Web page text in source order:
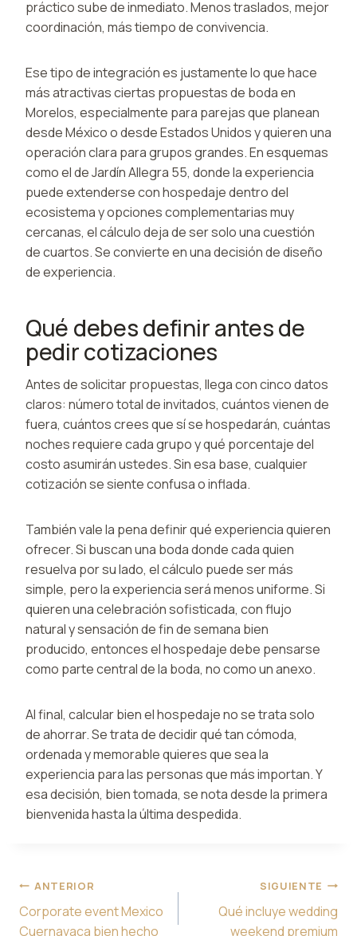
práctico sube de inmediato. Menos traslados, mejor
coordinación, más tiempo de convivencia.
Ese tipo de integración es justamente lo que hace
más atractivas ciertas propuestas de boda en
Morelos, especialmente para parejas que planean
desde México o desde Estados Unidos y quieren una
operación clara para grupos grandes. En esquemas
como el de Jardín Allegra 55, donde la experiencia
puede extenderse con hospedaje dentro del
ecosistema y opciones complementarias muy
cercanas, el cálculo deja de ser solo una cuestión
de cuartos. Se convierte en una decisión de diseño
de experiencia.
Qué debes definir antes de
pedir cotizaciones
Antes de solicitar propuestas, llega con cinco datos
claros: número total de invitados, cuántos vienen de
fuera, cuántos crees que sí se hospedarán, cuántas
noches requiere cada grupo y qué porcentaje del
costo asumirán ustedes. Sin esa base, cualquier
cotización se siente confusa o inflada.
También vale la pena definir qué experiencia quieren
ofrecer. Si buscan una boda donde cada quien
resuelva por su lado, el cálculo puede ser más
simple, pero la experiencia será menos uniforme. Si
quieren una celebración sofisticada, con flujo
natural y sensación de fin de semana bien
producido, entonces el hospedaje debe pensarse
como parte central de la boda, no como un anexo.
Al final, calcular bien el hospedaje no se trata solo
de ahorrar. Se trata de decidir qué tan cómoda,
ordenada y memorable quieres que sea la
experiencia para las personas que más importan. Y
esa decisión, bien tomada, se nota desde la primera
bienvenida hasta la última despedida.
Navegación
de
ANTERIOR
Corporate event Mexico
Cuernavaca bien hecho
SIGUIENTE
Qué incluye wedding
weekend premium